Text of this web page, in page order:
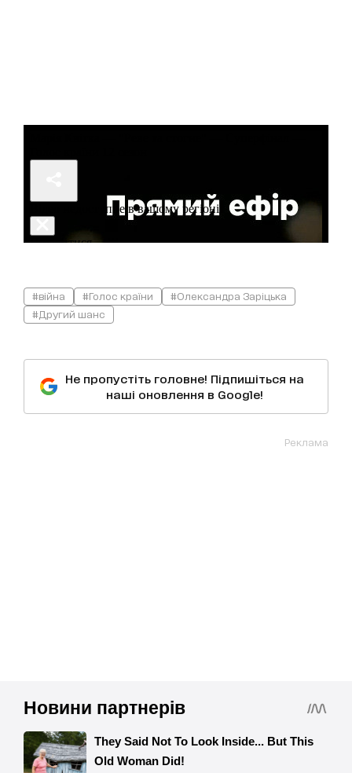
#війна #Голос країни
#Олександра Заріцька
#Другий шанс
Не пропустіть головне! Підпишіться на
наші оновлення в Google!
Реклама